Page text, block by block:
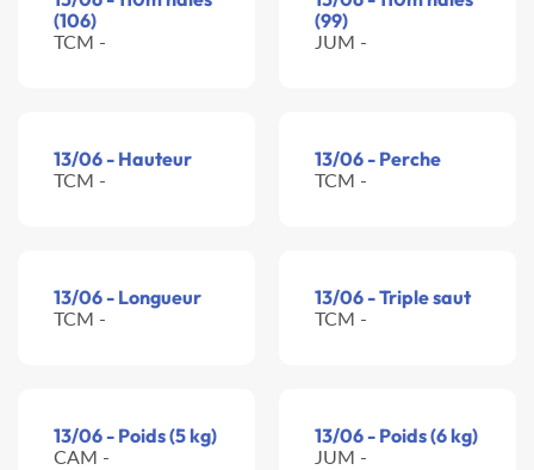
(106)
TCM -
(99)
JUM -
13/06 - Hauteur
TCM -
13/06 - Perche
TCM -
13/06 - Longueur
TCM -
13/06 - Triple saut
TCM -
13/06 - Poids (5 kg)
CAM -
13/06 - Poids (6 kg)
JUM -